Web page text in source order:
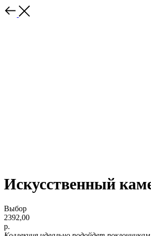
Искусственный
Выбор
2392,00
р.